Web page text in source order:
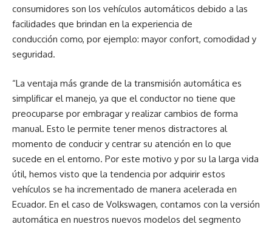
consumidores son los vehículos automáticos debido a las
facilidades que brindan en la experiencia de
conducción como, por ejemplo: mayor confort, comodidad y
seguridad.
“La ventaja más grande de la transmisión automática es
simplificar el manejo, ya que el conductor no tiene que
preocuparse por embragar y realizar cambios de forma
manual. Esto le permite tener menos distractores al
momento de conducir y centrar su atención en lo que
sucede en el entorno. Por este motivo y por su la larga vida
útil, hemos visto que la tendencia por adquirir estos
vehículos se ha incrementado de manera acelerada en
Ecuador. En el caso de Volkswagen, contamos con la versión
automática en nuestros nuevos modelos del segmento